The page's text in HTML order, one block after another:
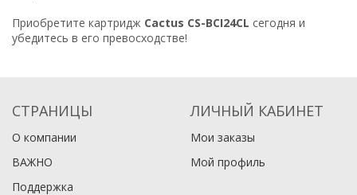
Приобретите картридж Cactus CS-BCI24CL сегодня и
убедитесь в его превосходстве!
СТРАНИЦЫ
О компании
ВАЖНО
Поддержка
ЛИЧНЫЙ КАБИНЕТ
Мои заказы
Мой профиль